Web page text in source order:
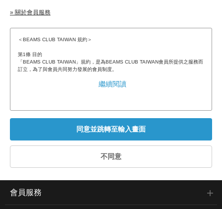
» 關於會員服務
＜BEAMS CLUB TAIWAN 規約＞
第1條 目的
「BEAMS CLUB TAIWAN」規約，是為BEAMS CLUB TAIWAN會員所提供之服務而
繼續閱讀
會員服務